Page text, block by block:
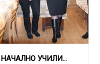
НАЧАЛНО УЧИЛИЩЕ-ПАМЕТНИК „ТОДОР ВЛАЙКОВ“ – ПИ